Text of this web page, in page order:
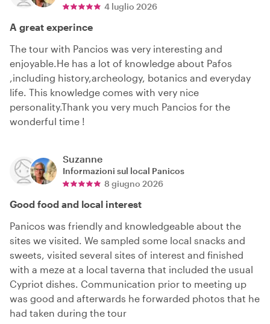
4 luglio 2026
A great experince
The tour with Pancios was very interesting and
enjoyable.He has a lot of knowledge about Pafos
,including history,archeology, botanics and everyday
life. This knowledge comes with very nice
personality.Thank you very much Pancios for the
wonderful time !
Suzanne
Informazioni sul local Panicos
8 giugno 2026
Good food and local interest
Panicos was friendly and knowledgeable about the
sites we visited. We sampled some local snacks and
sweets, visited several sites of interest and finished
with a meze at a local taverna that included the usual
Cypriot dishes. Communication prior to meeting up
was good and afterwards he forwarded photos that he
had taken during the tour